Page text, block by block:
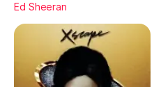
Ed Sheeran